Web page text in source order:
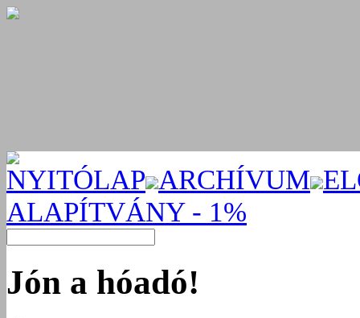
NYITÓLAP ARCHÍVUM
ALAPÍTVÁNY - 1%
Jón a hóadó!